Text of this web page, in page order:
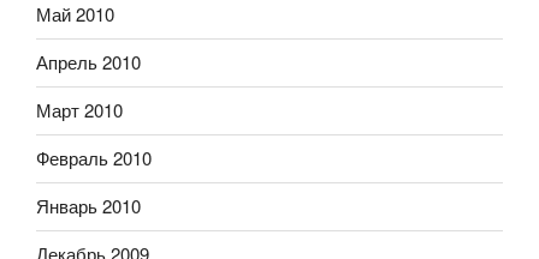
Май 2010
Апрель 2010
Март 2010
Февраль 2010
Январь 2010
Декабрь 2009